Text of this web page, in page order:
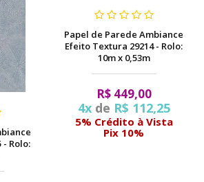
- Rolo:
Papel de Parede Ambiance
Efeito Textura 29214 - Rolo:
10m x 0,53m
R$ 449,00
4xde R$ 112,25
5% Crédito à Vista
Pix 10%